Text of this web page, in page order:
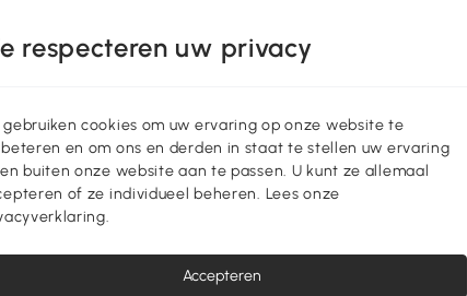
nodig hebt in moderne
komen niet alleen in een
door hun functionaliteit. Zo
om het werken op alle
Of het nu gaat om
verstelbare bureaus - wij
werken in je kantoor.
te ontspannen of voor je werk.
of woonkamer. Dankzij zijn
respecteren uw privacy
gebruiken cookies om uw ervaring op onze website te
en om ons en derden in staat te stellen uw ervaring
buiten onze website aan te passen. U kunt ze allemaal
of ze individueel beheren. Lees onze
Accepteren